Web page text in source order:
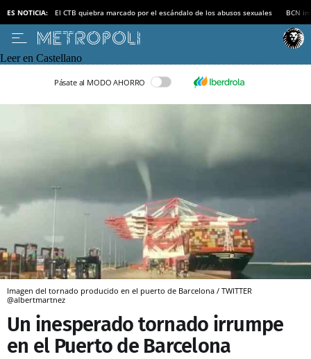
ES NOTICIA: El CTB quiebra marcado por el escándalo de los abusos sexuales BCN
Leer en Castellano
Pásate al MODO AHORRO
Imagen del tornado producido en el puerto de Barcelona / TWITTER
@albertmartnez
Un inesperado tornado irrumpe
en el Puerto de Barcelona